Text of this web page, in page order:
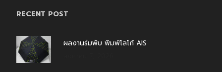
RECENT POST
ผลงานร่มพับ พิมพ์โลโก้ AIS